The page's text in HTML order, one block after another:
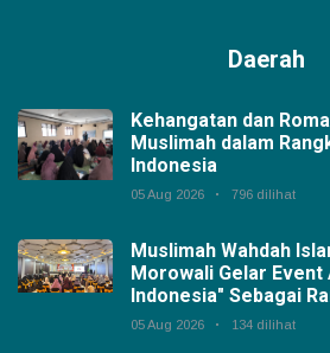
Daerah
Kehangatan dan
Muslimah dalam
Indonesia
05 Aug 2026 796 dilihat
Muslimah Wahdah
Morowali Gelar Event
Indonesia" Sebagai
05 Aug 2026 134 dilihat